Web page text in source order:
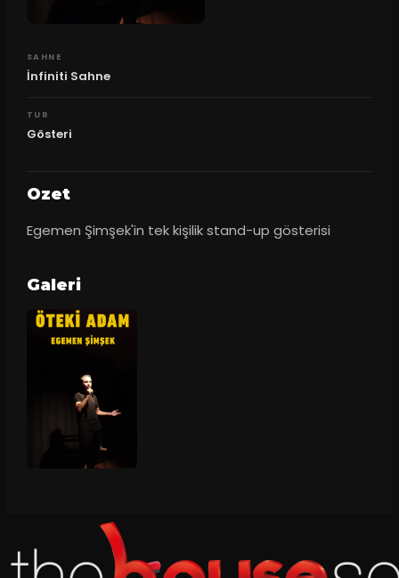
SAHNE
İnfiniti Sahne
TUR
Gösteri
Ozet
Egemen Şimşek'in tek kişilik stand-up gösterisi
Galeri